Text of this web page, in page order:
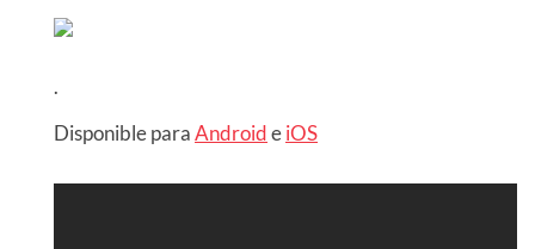
.
Disponible paraAndroideiOS